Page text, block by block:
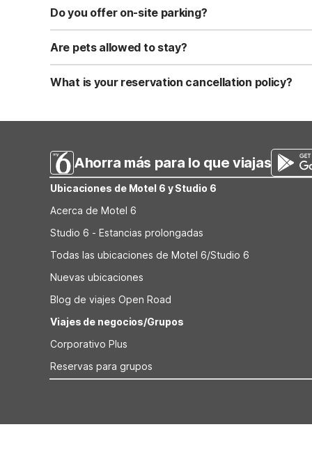
Do you offer on-site parking?
Yes, free self-parking is available on-site for all our
Are pets allowed to stay?
Yes, we are a pet-friendly property. A maximum of
applicable fees.
What is your reservation cancellation policy?
Ahorra más para lo que viajas
Ubicaciones de Motel 6 y Studio 6
Acerca de Motel 6
Studio 6 - Estancias prolongadas
Todas las ubicaciones de Motel 6/Studio 6
Nuevas ubicaciones
Blog de viajes Open Road
Viajes de negocios/Grupos
Corporativo Plus
Reservas para grupos